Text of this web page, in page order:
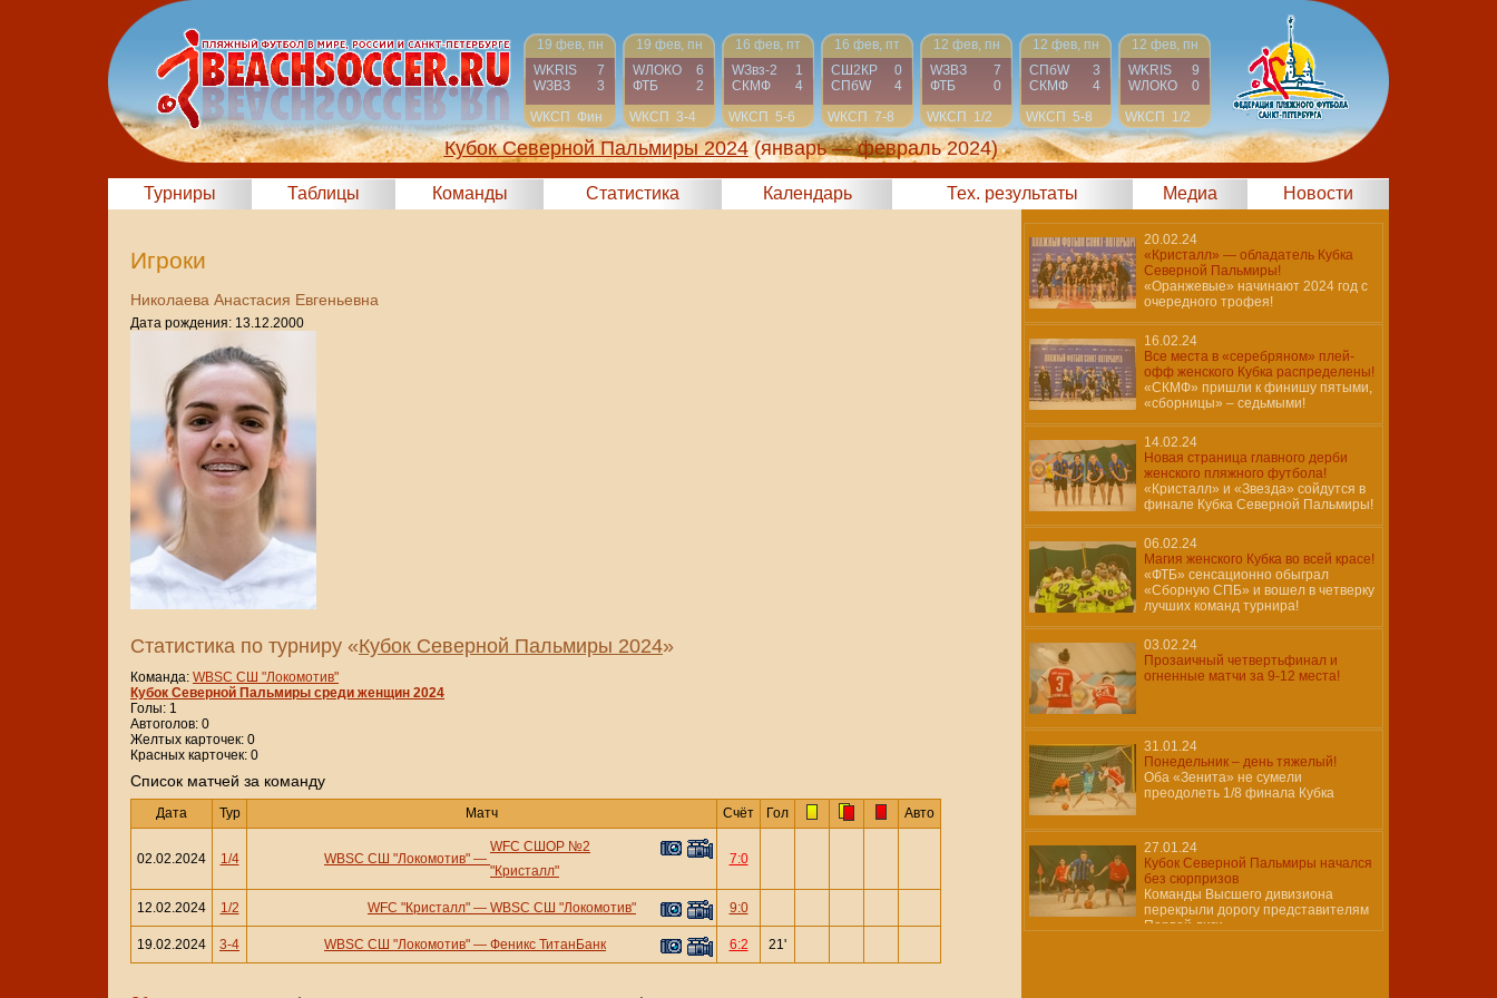
19 фев, пн
WKRIS
7
WЗВЗ
3
WКСП Фин
19 фев, пн
WЛОКО
6
ФТБ
2
WКСП 3-4
16 фев, пт
WЗвз-2
1
СКМФ
4
WКСП 5-6
16 фев, пт
СШ2КР
0
СПбW
4
WКСП 7-8
12 фев, пн
WЗВЗ
7
ФТБ
0
WКСП
1/2
12 фев, пн
СПбW
3
СКМФ
4
WКСП 5-8
12 фев, пн
WKRIS
9
WЛОКО
0
WКСП
1/2
Кубок Северной Пальмиры 2024 (январь — февраль 2024)
Турниры Таблицы Команды Статистика Календарь Тех. результаты Медиа Новости
Игроки
Николаева Анастасия Евгеньевна
Дата рождения: 13.12.2000
Статистика по турниру «Кубок Северной Пальмиры 2024»
Команда: WBSC СШ "Локомотив"
Кубок Северной Пальмиры среди женщин 2024
Голы: 1
Автоголов: 0
Желтых карточек: 0
Красных карточек: 0
Cписок матчей за команду
Дата Тур Матч Счёт Гол Авто
02.02.2024 1/4 WBSC СШ "Локомотив" —
WFC СШОР №2
"Кристалл"
7:0
12.02.2024 1/2 WFC "Кристалл" — WBSC СШ "Локомотив" 9:0
19.02.2024 3-4 WBSC СШ "Локомотив" — Феникс ТитанБанк 6:2 21'
20.02.24
«Кристалл» — обладатель Кубка
Северной Пальмиры!
«Оранжевые» начинают 2024 год с
очередного трофея!
16.02.24
Все места в «серебряном» плей-
офф женского Кубка распределены!
«СКМФ» пришли к финишу пятыми,
«сборницы» – седьмыми!
14.02.24
Новая страница главного дерби
женского пляжного футбола!
«Кристалл» и «Звезда» сойдутся в
финале Кубка Северной Пальмиры!
06.02.24
Магия женского Кубка во всей красе!
«ФТБ» сенсационно обыграл
«Сборную СПБ» и вошел в четверку
лучших команд турнира!
03.02.24
Прозаичный четвертьфинал и
огненные матчи за 9-12 места!
31.01.24
Понедельник – день тяжелый!
Оба «Зенита» не сумели
преодолеть 1/8 финала Кубка
27.01.24
Кубок Северной Пальмиры начался
без сюрпризов
Команды Высшего дивизиона
перекрыли дорогу представителям
Первой лиги